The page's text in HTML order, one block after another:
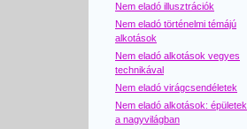
Nem eladó illusztrációk
Nem eladó történelmi témájú
alkotások
Nem eladó alkotások vegyes
technikával
Nem eladó virágcsendéletek
Nem eladó alkotások: épületek
a nagyvilágban